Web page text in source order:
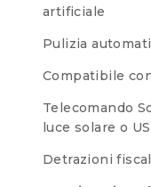
artificiale
Pulizia
Compatibile
Telecomando
luce solare o
Detrazioni